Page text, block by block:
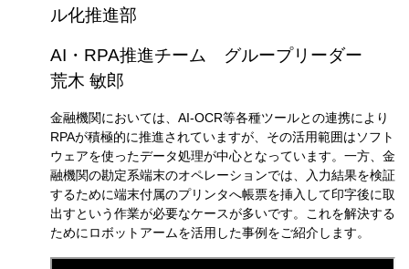
ル化推進部
AI・RPA推進チーム グループリーダー
荒木 敏郎
金融機関においては、AI-OCR等各種ツールとの連携により
RPAが積極的に推進されていますが、その活用範囲はソフト
ウェアを使ったデータ処理が中心となっています。 一方、金
融機関の勘定系端末のオペレーションでは、入力結果を検証
するために端末付属のプリンタへ帳票を挿入して印字後に取
出すと いう作業が必要なケースが多いです。
これを解決する
ためにロボットアームを活用した事例をご紹介します。